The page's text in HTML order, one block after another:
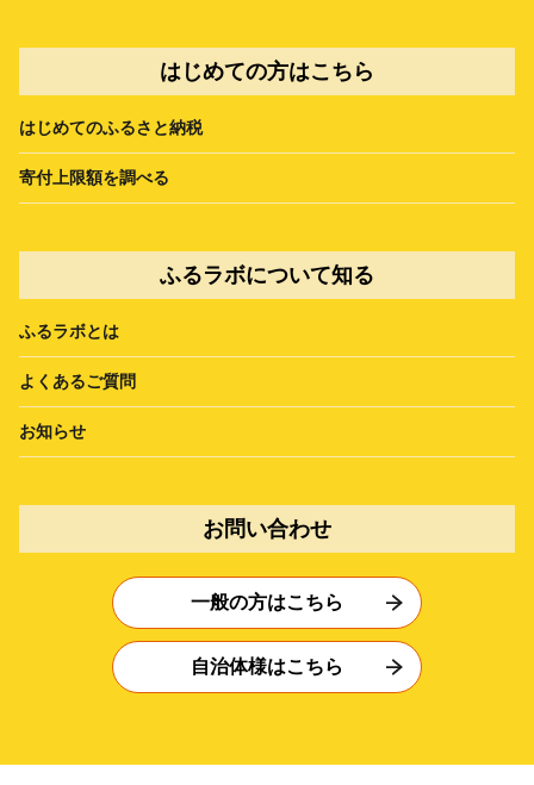
はじめての方はこちら
はじめてのふるさと納税
寄付上限額を調べる
ふるラボについて知る
ふるラボとは
よくあるご質問
お知らせ
お問い合わせ
一般の方はこちら
自治体様はこちら